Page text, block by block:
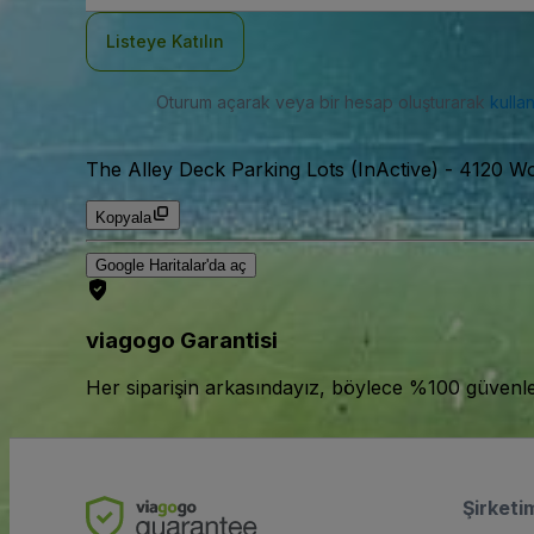
Listeye Katılın
Oturum açarak veya bir hesap oluşturarak
The Alley Deck Parking Lots (InActive) - 4120
Kopyala
Google Haritalar'da aç
viagogo Garantisi
Her siparişin arkasındayız, böylece %100